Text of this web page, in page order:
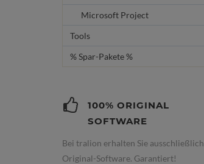
Microsoft Project
Tools
% Spar-Pakete %
100% ORIGINAL
SOFTWARE
Bei tralion erhalten Sie ausschließlich
Original-Software. Garantiert!